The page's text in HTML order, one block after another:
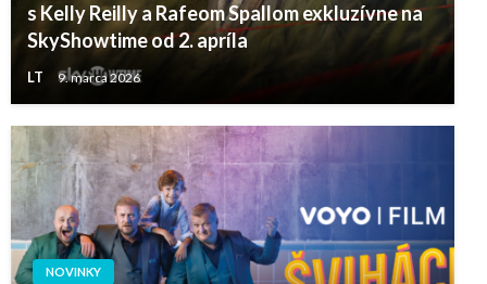
s Kelly Reilly a Rafeom Spallom exkluzívne na
SkyShowtime od 2. apríla
LT 9. marca 2026
NOVINKY